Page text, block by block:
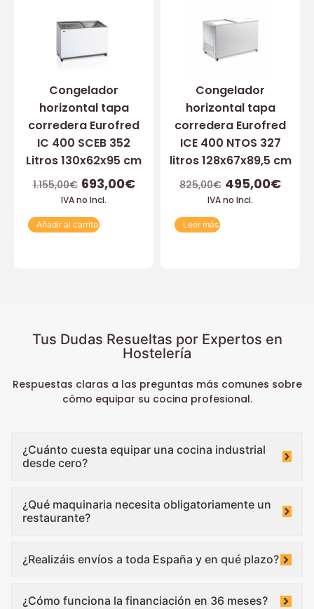
Congelador
horizontal tapa
corredera Eurofred
IC 400 SCEB 352
Litros 130x62x95 cm
1.155,00€ 693,00€
IVA no Incl.
Añadir al carrito
Congelador
horizontal tapa
corredera Eurofred
ICE 400 NTOS 327
litros 128x67x89,5 cm
825,00€ 495,00€
IVA no Incl.
Leer más
Tus Dudas Resueltas por Expertos en
Hostelería
Respuestas claras a las preguntas más comunes sobre
cómo equipar su cocina profesional.
¿Cuánto cuesta equipar una cocina industrial
desde cero?
¿Qué maquinaria necesita obligatoriamente un
restaurante?
¿Realizáis envíos a toda España y en qué plazo?
¿Cómo funciona la financiación en 36 meses?